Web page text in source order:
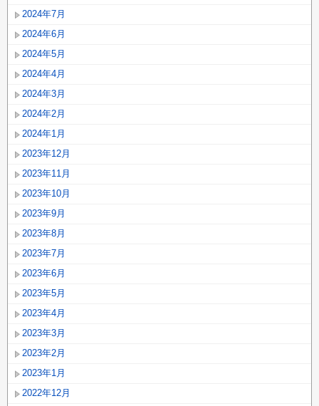
2024年7月
2024年6月
2024年5月
2024年4月
2024年3月
2024年2月
2024年1月
2023年12月
2023年11月
2023年10月
2023年9月
2023年8月
2023年7月
2023年6月
2023年5月
2023年4月
2023年3月
2023年2月
2023年1月
2022年12月